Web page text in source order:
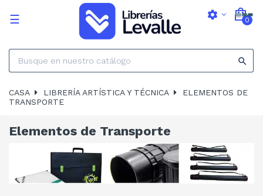

settings 0
Navegación
☰
CASA LIBRERÍA ARTÍSTICA Y TÉCNICA
ELEMENTOS DE
TRANSPORTE
Elementos de Transporte